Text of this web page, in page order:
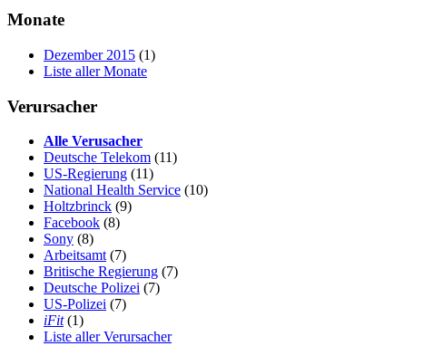
Monate
Dezember 2015 (1)
Liste aller Monate
Verursacher
Alle Verusacher
Deutsche Telekom (11)
US-Regierung (11)
National Health Service (10)
Holtzbrinck (9)
Facebook (8)
Sony (8)
Arbeitsamt (7)
Britische Regierung (7)
Deutsche Polizei (7)
US-Polizei (7)
iFit(1)
Liste aller Verursacher